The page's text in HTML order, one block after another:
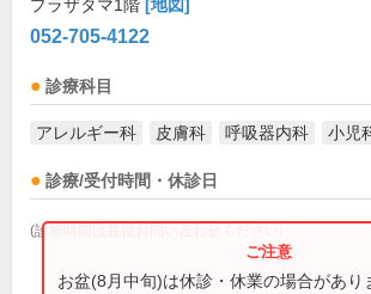
プラザタマ1階 [地図]
052-705-4122
診療科目
アレルギー科 皮膚科 呼吸器内科 小児
診療/受付時間・休診日
(診療時間は直接お問い合わせください)
お盆(8月中旬)は休診・休業の場合があり